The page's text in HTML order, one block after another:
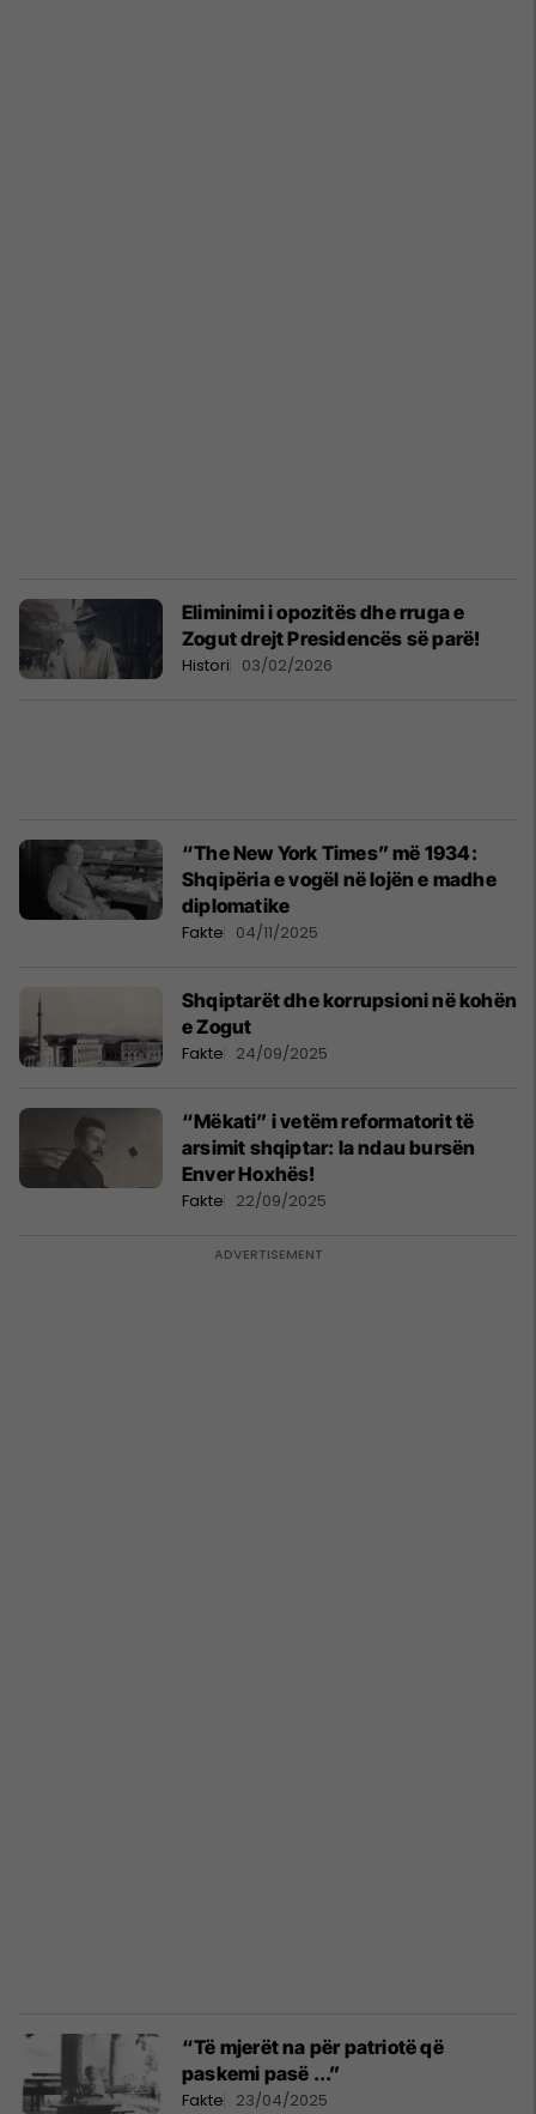
Eliminimi i opozitës dhe rruga e
Zogut drejt Presidencës së parë!
Histori 03/02/2026
“The New York Times” më 1934:
Shqipëria e vogël në lojën e madhe
diplomatike
Fakte 04/11/2025
Shqiptarët dhe korrupsioni në kohën
e Zogut
Fakte 24/09/2025
“Mëkati” i vetëm reformatorit të
arsimit shqiptar: Ia ndau bursën
Enver Hoxhës!
Fakte 22/09/2025
“Të mjerët na për patriotë që
paskemi pasë ...”
Fakte 23/04/2025